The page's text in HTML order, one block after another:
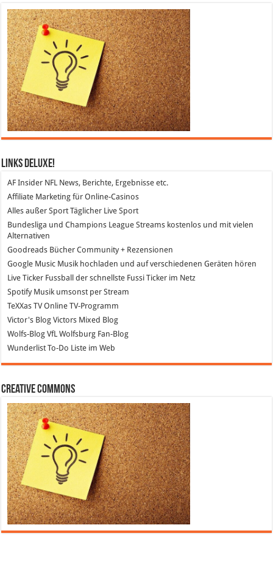
Links DeLuXe!
AF Insider NFL News, Berichte, Ergebnisse etc.
Affiliate Marketing für Online-Casinos
Alles außer Sport Täglicher Live Sport
Bundesliga und Champions League Streams kostenlos und mit vielen
Alternativen
Goodreads Bücher Community + Rezensionen
Google Music Musik hochladen und auf verschiedenen Geräten hören
Live Ticker Fussball der schnellste Fussi Ticker im Netz
SpotifyMusik umsonst per Stream
TeXXas TVOnline TV-Programm
Victor's Blog Victors Mixed Blog
Wolfs-Blog VfL Wolfsburg Fan-Blog
Wunderlist To-Do Liste im Web
Creative Commons